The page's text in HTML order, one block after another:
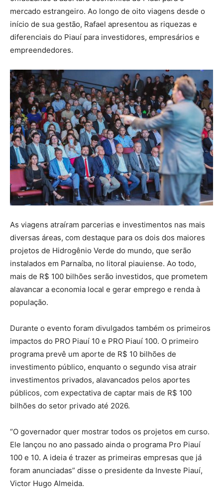
mercado estrangeiro. Ao longo de oito viagens desde o
início de sua gestão, Rafael apresentou as riquezas e
diferenciais do Piauí para investidores, empresários e
empreendedores.
As viagens atraíram parcerias e investimentos nas mais
diversas áreas, com destaque para os dois dos maiores
projetos de Hidrogênio Verde do mundo, que serão
instalados em Parnaíba, no litoral piauiense. Ao todo,
mais de R$ 100 bilhões serão investidos, que prometem
alavancar a economia local e gerar emprego e renda à
população.
Durante o evento foram divulgados também os primeiros
impactos do PRO Piauí 10 e PRO Piauí 100. O primeiro
programa prevê um aporte de R$ 10 bilhões de
investimento público, enquanto o segundo visa atrair
investimentos privados, alavancados pelos aportes
públicos, com expectativa de captar mais de R$ 100
bilhões do setor privado até 2026.
“O governador quer mostrar todos os projetos em curso.
Ele lançou no ano passado ainda o programa Pro Piauí
100 e 10. A ideia é trazer as primeiras empresas que já
foram anunciadas” disse o presidente da Investe Piauí,
Victor Hugo Almeida.